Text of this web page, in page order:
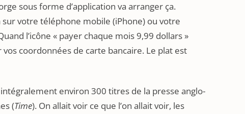
sous forme d’application va arranger ça.
votre téléphone mobile (iPhone) ou votre
l’icône « payer chaque mois 9,99 dollars »
coordonnées de carte bancaire. Le plat est
environ 300 titres de la presse anglo-
(Time). On allait voir ce que l’on allait voir, les